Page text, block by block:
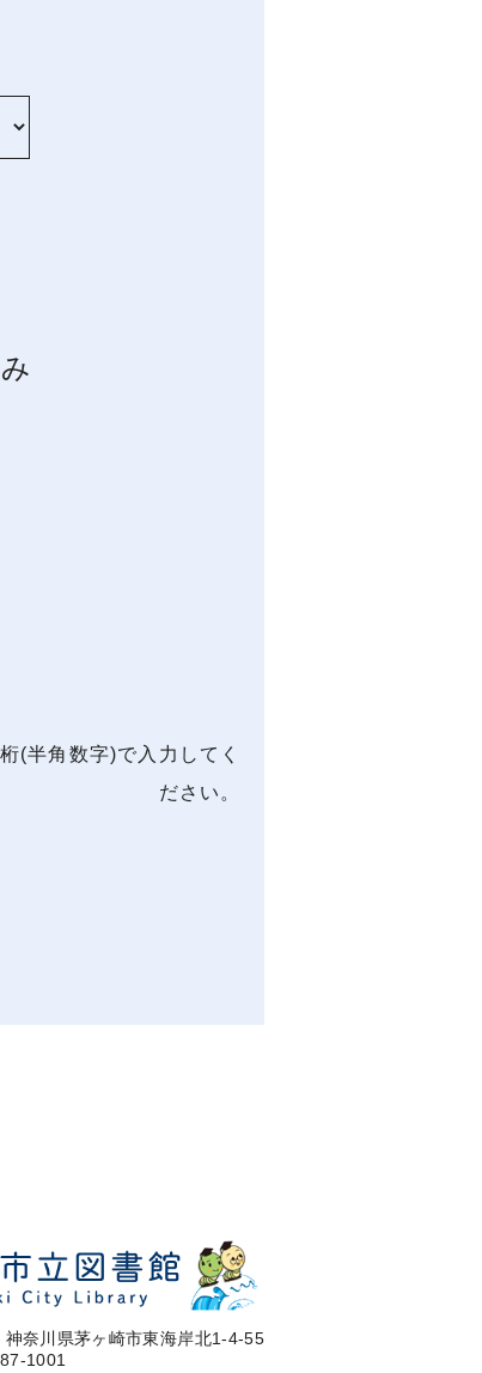
(半角数字)で入力してく
ださい。
奈川県茅ヶ崎市東海岸北1-4-55
1001